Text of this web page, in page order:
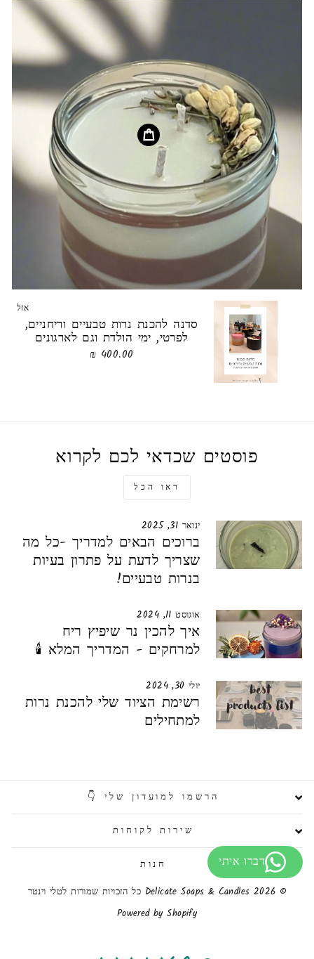
אזל
סדנה להכנת נרות טבעיים וריחניים,
לפרטי, ימי הולדת וגם לארגונים
400.00 ₪
פוסטים שכדאי לכם לקרוא
ראו הכל
ינואר 31, 2025
ברוכים הבאים למדריך -כל מה
שצריך לדעת על פתרון בעיות
בנרות טבעיים!
אוגוסט 11, 2024
איך להכין נר שיפיץ ריח
למרחקים - המדריך המלא 🕯️
יולי 30, 2024
רשימת הציוד שלי להכנת נרות
למתחילים
הרשמו למועדון שלי 👇
שירות לקוחות
חנות
© 2026 Delicate Soaps & Candles כל הזכויות שמורות לטלי וינטר
Powered by Shopify